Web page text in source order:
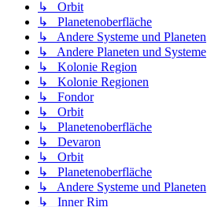
↳ Orbit
↳ Planetenoberfläche
↳ Andere Systeme und Planeten
↳ Andere Planeten und Systeme
↳ Kolonie Region
↳ Kolonie Regionen
↳ Fondor
↳ Orbit
↳ Planetenoberfläche
↳ Devaron
↳ Orbit
↳ Planetenoberfläche
↳ Andere Systeme und Planeten
↳ Inner Rim